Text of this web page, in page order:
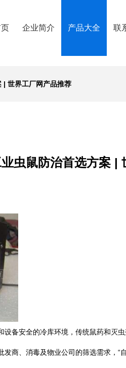
企业简介 产品大全 联
世界工厂网产品推荐
虫鼠防治首选方案 |
备安全的冷库环境，传统鼠药和灭
商、消毒及物业公司的筛选需求，“